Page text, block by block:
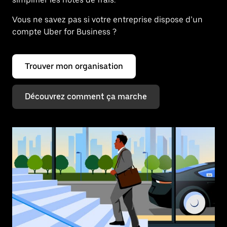
Vous ne savez pas si votre entreprise dispose d’un
compte Uber for Business ?
Trouver mon organisation
Découvrez comment ça marche